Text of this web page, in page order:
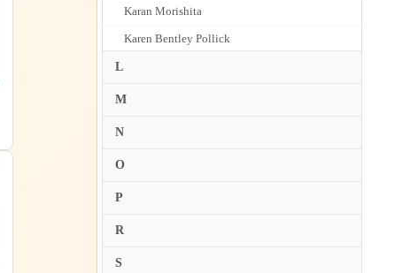
Karan Morishita
Karen Bentley Pollick
Karen Gerbrecht
L
M
N
O
P
R
S